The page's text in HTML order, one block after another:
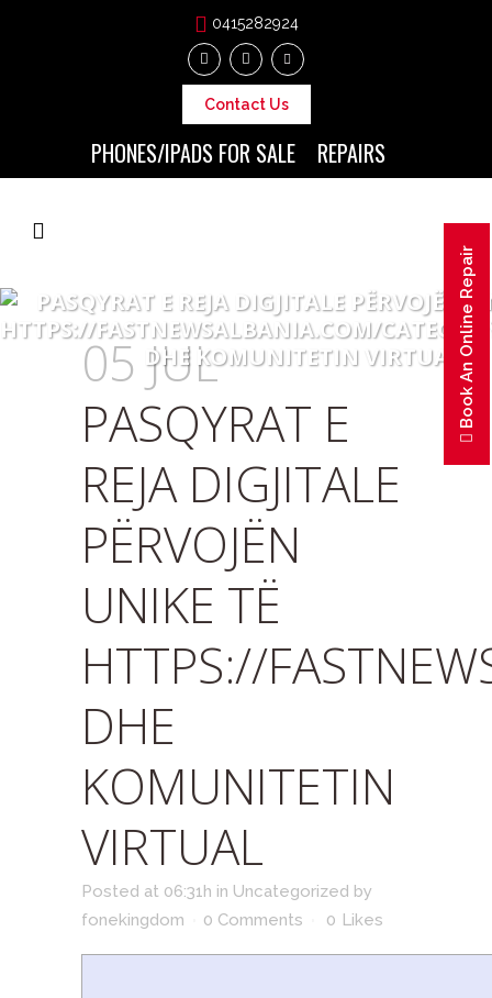
0415282924
Contact Us
PHONES/IPADS FOR SALE REPAIRS
PASQYRAT E REJA DIGJITALE PËRVOJËN
HTTPS://FASTNEWSALBANIA.COM/
DHE KOMUNITETIN VIRTUAL
05 JUL
PASQYRAT E
REJA DIGJITALE
PËRVOJËN
UNIKE TË
HTTPS://
DHE
KOMUNITETIN
VIRTUAL
Posted at 06:31h in Uncategorized by
fonekingdom
0 Comments 0 Likes
Book An Online Repair